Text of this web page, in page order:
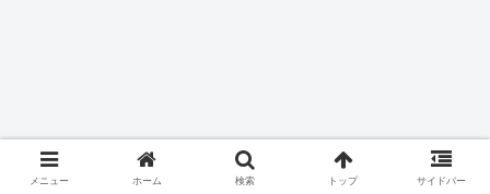
メニュー ホーム 検索 トップ サイドバー